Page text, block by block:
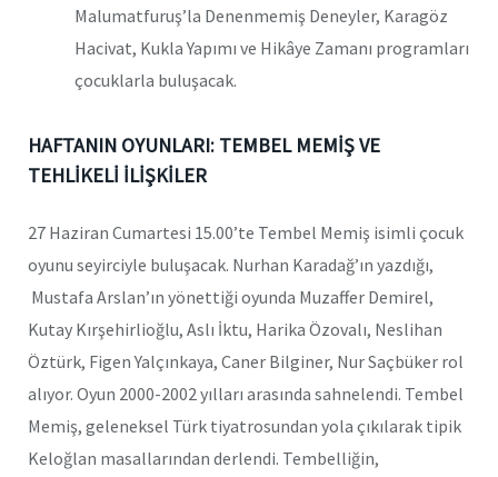
Malumatfuruş’la Denenmemiş Deneyler, Karagöz
Hacivat, Kukla Yapımı ve Hikâye Zamanı programları
çocuklarla buluşacak.
HAFTANIN OYUNLARI: TEMBEL MEMİŞ VE
TEHLİKELİ İLİŞKİLER
27 Haziran Cumartesi 15.00’te Tembel Memiş isimli çocuk
oyunu seyirciyle buluşacak. Nurhan Karadağ’ın yazdığı,
Mustafa Arslan’ın yönettiği oyunda Muzaffer Demirel,
Kutay Kırşehirlioğlu, Aslı İktu, Harika Özovalı, Neslihan
Öztürk, Figen Yalçınkaya, Caner Bilginer, Nur Saçbüker rol
alıyor. Oyun 2000-2002 yılları arasında sahnelendi. Tembel
Memiş, geleneksel Türk tiyatrosundan yola çıkılarak tipik
Keloğlan masallarından derlendi. Tembelliğin,